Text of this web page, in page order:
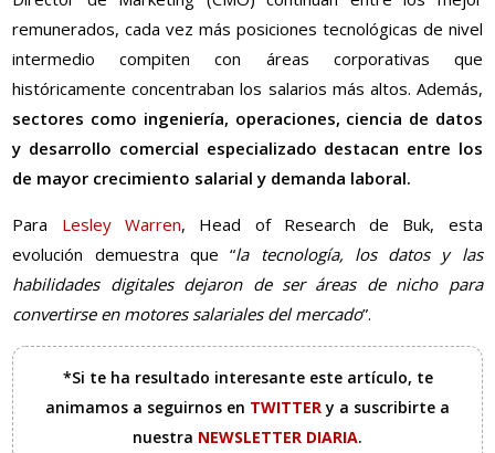
remunerados, cada vez más posiciones tecnológicas de nivel
intermedio compiten con áreas corporativas que
históricamente concentraban los salarios más altos. Además,
sectores como ingeniería, operaciones, ciencia de datos
y desarrollo comercial especializado destacan entre los
de mayor crecimiento salarial y demanda laboral.
Para Lesley Warren, Head of Research de Buk, esta
evolución demuestra que “la tecnología, los datos y las
habilidades digitales dejaron de ser áreas de nicho para
convertirse en motores salariales del mercado”.
*Si te ha resultado interesante este artículo, te
animamos a seguirnos en TWITTERy a suscribirte a
nuestra NEWSLETTER DIARIA.